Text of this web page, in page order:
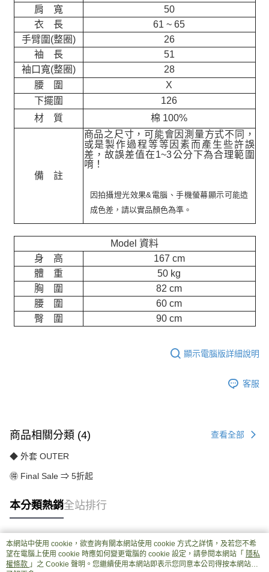
肩 寬
50
衣 長
61 ~ 65
手臂圍(整圈)
26
袖 長
51
袖口寬(整圈)
28
腰 圍
X
下擺圍
126
材 質
棉 100%
備 註
商品之尺寸，可能會因測量方式不同，
或是製作過程等等因素而產生些許誤
差，故誤差值在1~3公分下為合理範圍
唷！
因拍攝燈光效果&電腦、手機螢幕顯示可能造
成色差，請以實品顏色為準。
Model 資料
身 高
167 cm
體 重
50 kg
胸 圍
82 cm
腰 圍
60 cm
臀 圍
90 cm
顯示電腦版詳細說明
客服
商品相關分類 (4) 查看全部
◆ 外套 OUTER
🉐 Final Sale ⇒ 5折起
本分類熱銷全站排行
熱門標籤
本網站中使用 cookie，欲查詢有關本網站使用 cookie 方式之詳情，及若您不希
望在電腦上使用 cookie 時應如何變更電腦的 cookie 設定，請參閱本網站「 隱私
權條款 」之 Cookie 聲明。您繼續使用本網站即表示您同意本公司得按本網站使